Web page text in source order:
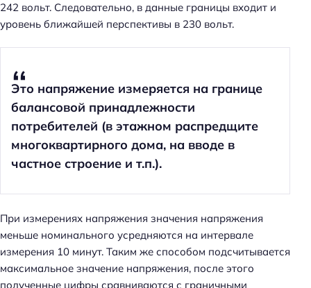
242 вольт. Следовательно, в данные границы входит и
уровень ближайшей перспективы в 230 вольт.
Это напряжение измеряется на границе
балансовой принадлежности
потребителей (в этажном распредщите
многоквартирного дома, на вводе в
частное строение и т.п.).
При измерениях напряжения значения напряжения
меньше номинального усредняются на интервале
измерения 10 минут. Таким же способом подсчитывается
максимальное значение напряжения, после этого
полученные цифры сравниваются с граничными